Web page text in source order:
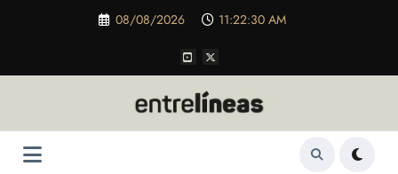
08/08/2026 11:22:31 AM